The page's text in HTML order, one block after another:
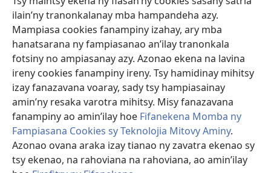
ilain’ny tranonkalanay mba hampandeha azy.
Mampiasa cookies fanampiny izahay, ary mba
hanatsarana ny fampiasanao an’ilay tranonkala
fotsiny no ampiasanay azy. Azonao ekena na lavina
ireny cookies fanampiny ireny. Tsy hamidinay mihitsy
izay fanazavana voaray, sady tsy hampiasainay
amin’ny resaka varotra mihitsy. Misy fanazavana
fanampiny ao amin’ilay hoe Fifanekena Momba ny
Fampiasana Cookies sy Teknolojia Mitovy Aminy.
Azonao ovana araka izay tianao ny zavatra ekenao sy
tsy ekenao, na rahoviana na rahoviana, ao amin’ilay
FITEHIRIZAM-BOKIN’NY Vavolombelon’i Jehovah
(manokatra
rohy)
JW Hub
(manokatra
rohy)
JW Library
Watchtower Library ®
Copyright© 2026 Watch Tower Bible and Tract Society of Pennsylvania.
FIFANEKENA| FIFANEKENA MOMBA NY TSIAMBARATELO